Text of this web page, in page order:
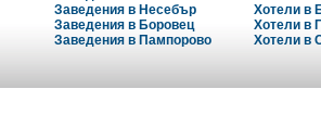
Заведения в Несебър
Заведения в Боровец
Заведения в Пампорово
Хотели в
Хотели в
Хотели в